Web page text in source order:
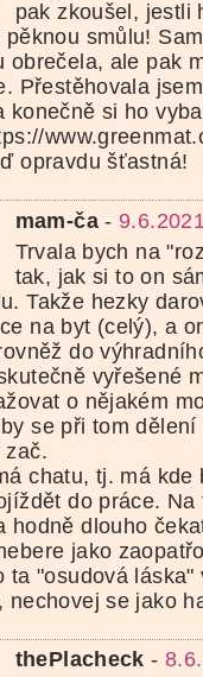
pak zkoušel, jestli
pěknou smůlu!
obrečela, ale pak
Přestěhovala
konečně si ho
opravdu šťastná!
mam-ča-
Trvala bych na
tak, jak si to on
Takže hezky
na byt (celý), a
do
vyřešené
o nějakém
se při tom
zač.
chatu, tj. má kde
do práce.
hodně dlouho
jako
ta "osudová láska"
nechovej se jako
thePlacheck -